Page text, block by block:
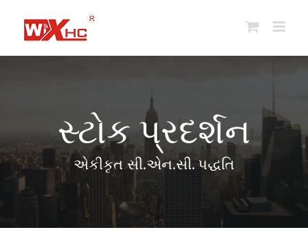
સ્ટોક પ્રદર્શન
એકીકૃત સી.એન.સી. પદ્ધતિ